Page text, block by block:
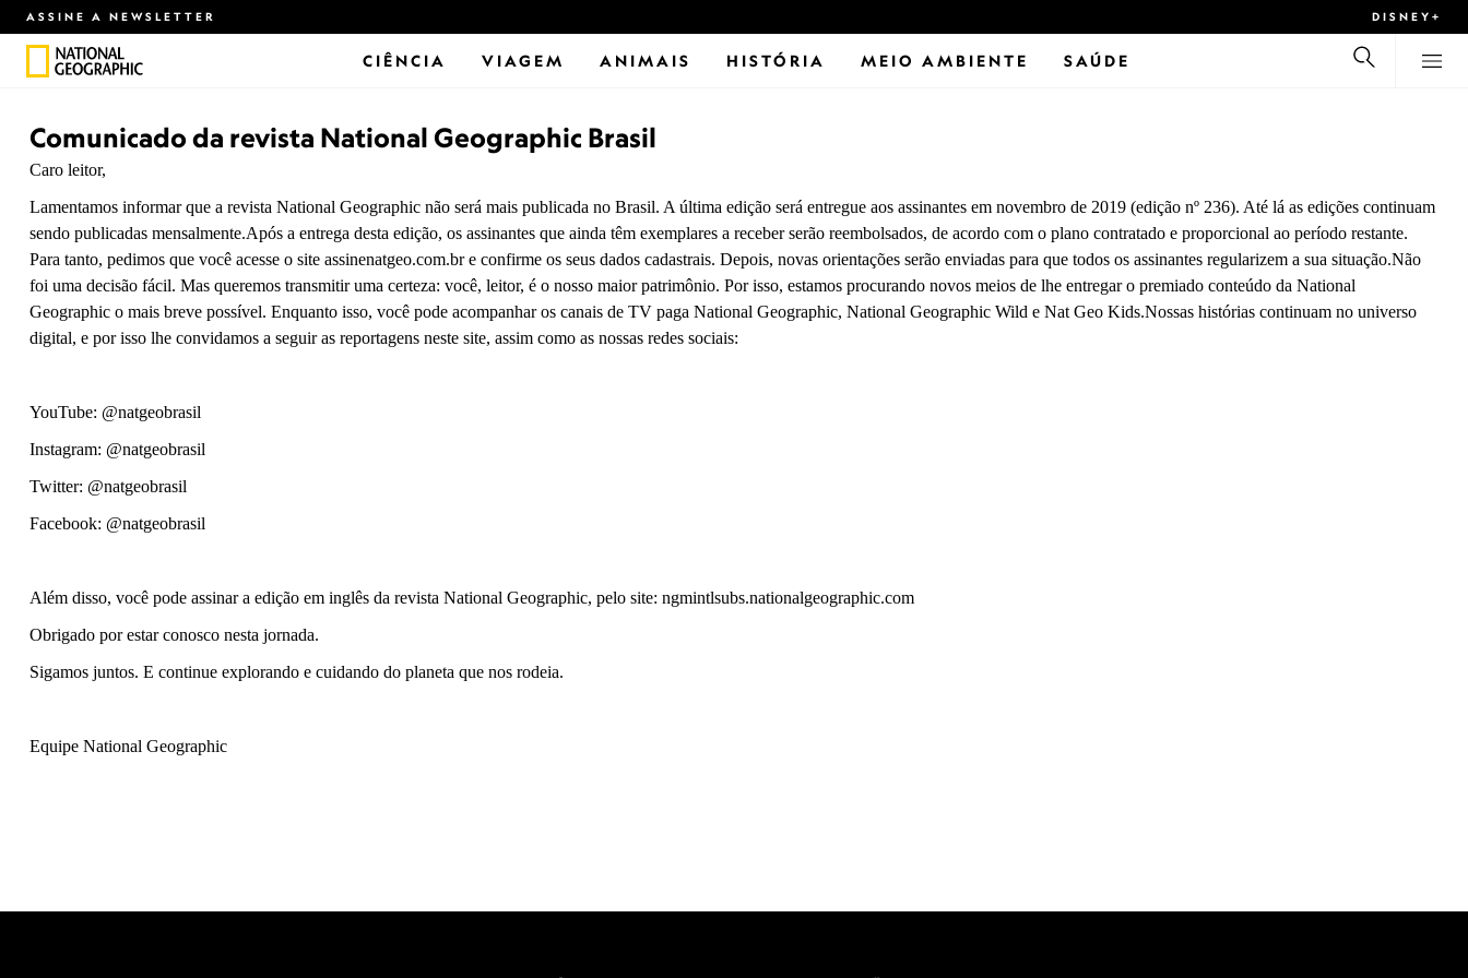
ASSINE A NEWSLETTER DISNEY+
CIÊNCIA VIAGEM ANIMAIS HISTÓRIA MEIO AMBIENTE SAÚDE
Comunicado da revista National Geographic Brasil
Caro leitor,
Lamentamos informar que a revista National Geographic não será mais publicada no Brasil. A última edição será entregue aos assinantes em novembro de 2019 (edição nº 236). Até lá as edições continuam
sendo publicadas mensalmente.Após a entrega desta edição, os assinantes que ainda têm exemplares a receber serão reembolsados, de acordo com o plano contratado e proporcional ao período restante.
Para tanto, pedimos que você acesse o site assinenatgeo.com.br e confirme os seus dados cadastrais. Depois, novas orientações serão enviadas para que todos os assinantes regularizem a sua situação.Não
foi uma decisão fácil. Mas queremos transmitir uma certeza: você, leitor, é o nosso maior patrimônio. Por isso, estamos procurando novos meios de lhe entregar o premiado conteúdo da National
Geographic o mais breve possível. Enquanto isso, você pode acompanhar os canais de TV paga National Geographic, National Geographic Wild e Nat Geo Kids.Nossas histórias continuam no universo
digital, e por isso lhe convidamos a seguir as reportagens neste site, assim como as nossas redes sociais:
YouTube: @natgeobrasil
Instagram: @natgeobrasil
Twitter: @natgeobrasil
Facebook: @natgeobrasil
Além disso, você pode assinar a edição em inglês da revista National Geographic, pelo site: ngmintlsubs.nationalgeographic.com
Obrigado por estar conosco nesta jornada.
Sigamos juntos. E continue explorando e cuidando do planeta que nos rodeia.
Equipe National Geographic